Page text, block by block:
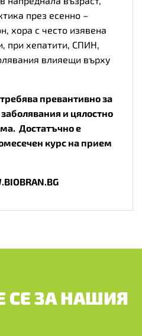
през есенно –
хора с често изявена
при хепатити, СПИН,
влияещи върху
превантивно за
и цялостно
Достатъчно е
курс на прием
СЕ ЗА НАШИЯ